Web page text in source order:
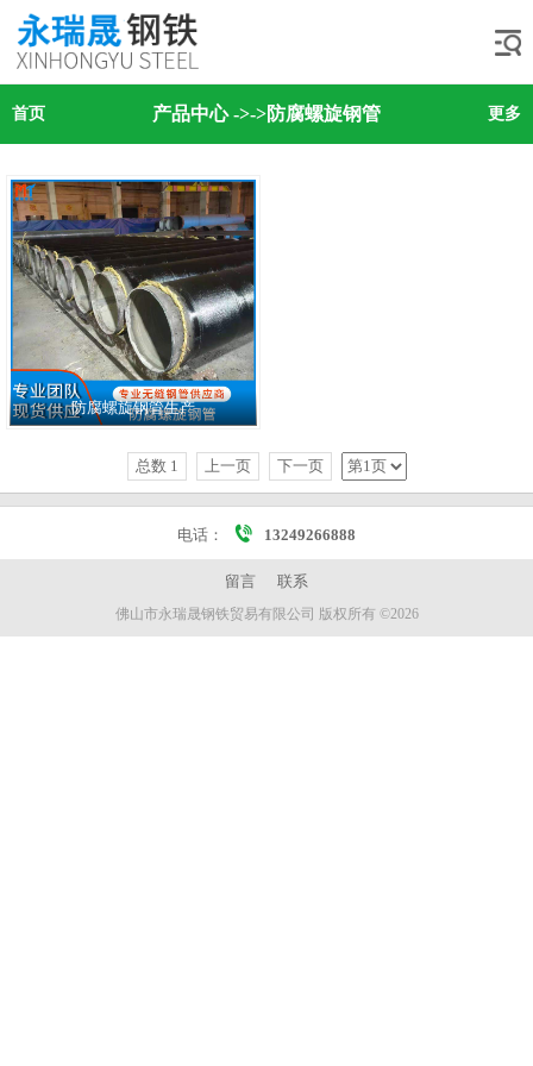
首页 产品中心->->防腐螺旋钢管 更多
防腐螺旋钢管生产
总数 1 上一页 下一页
电话： 13249266888
留言 联系
佛山市永瑞晟钢铁贸易有限公司 版权所有 ©2026